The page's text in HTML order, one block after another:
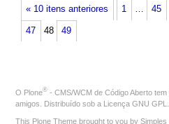
« 10 itens anteriores 1 … 45
47 48 49
O Plone® - CMS/WCM de Código Aberto tem
amigos. Distribuído sob a Licença GNU GPL
This Plone Theme brought to you by Simples